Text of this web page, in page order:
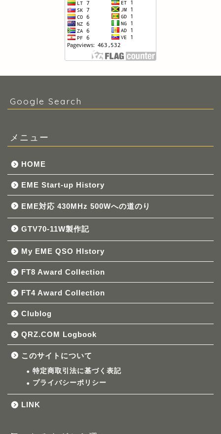
Google Search
メニュー
HOME
EME Start-up History
EME対応 430MHz 500Wへの道のり
GTV70-11W製作記
My EME QSO HIstory
FT8 Award Collection
FT4 Award Collection
Clublog
QRZ.COM Logbook
このサイトについて
特定商取引法に基づく表記
プライバシーポリシー
LINK